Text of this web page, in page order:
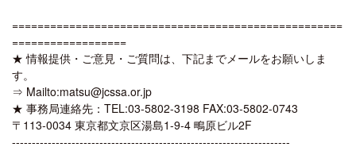
====================================================
==================
★ 情報提供・ご意見・ご質問は、下記までメールをお願いしま
す。
⇒ Mailto:matsu@jcssa.or.jp
★ 事務局連絡先：TEL:03-5802-3198 FAX:03-5802-0743
〒113-0034 東京都文京区湯島1-9-4 鴫原ビル2F
----------------------------------------------------------------------